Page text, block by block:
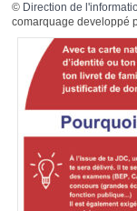
© Direction de
comarquage developpé